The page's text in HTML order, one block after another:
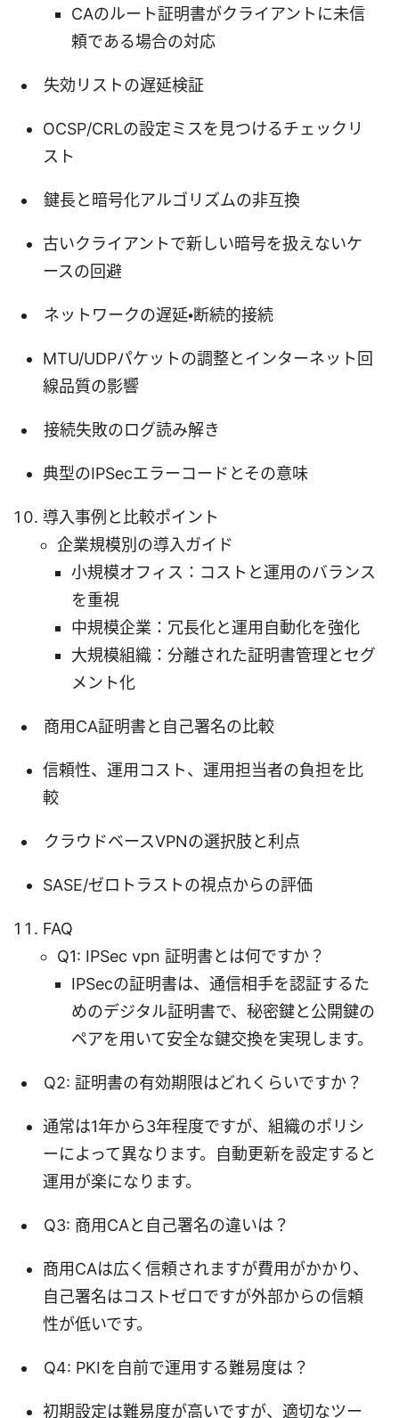
CAのルート証明書がクライアントに未信
頼である場合の対応
失効リストの遅延検証
OCSP/CRLの設定ミスを見つけるチェックリ
スト
鍵長と暗号化アルゴリズムの非互換
古いクライアントで新しい暗号を扱えないケ
ースの回避
ネットワークの遅延・断続的接続
MTU/UDPパケットの調整とインターネット回
線品質の影響
接続失敗のログ読み解き
典型のIPSecエラーコードとその意味
導入事例と比較ポイント
企業規模別の導入ガイド
小規模オフィス：コストと運用のバランス
を重視
中規模企業：冗長化と運用自動化を強化
大規模組織：分離された証明書管理とセグ
メント化
商用CA証明書と自己署名の比較
信頼性、運用コスト、運用担当者の負担を比
較
クラウドベースVPNの選択肢と利点
SASE/ゼロトラストの視点からの評価
FAQ
Q1: IPSec vpn 証明書とは何ですか？
IPSecの証明書は、通信相手を認証するた
めのデジタル証明書で、秘密鍵と公開鍵の
ペアを用いて安全な鍵交換を実現します。
Q2: 証明書の有効期限はどれくらいですか？
通常は1年から3年程度ですが、組織のポリシ
ーによって異なります。自動更新を設定すると
運用が楽になります。
Q3: 商用CAと自己署名の違いは？
商用CAは広く信頼されますが費用がかかり、
自己署名はコストゼロですが外部からの信頼
性が低いです。
Q4: PKIを自前で運用する難易度は？
初期設定は難易度が高いですが、適切なツー